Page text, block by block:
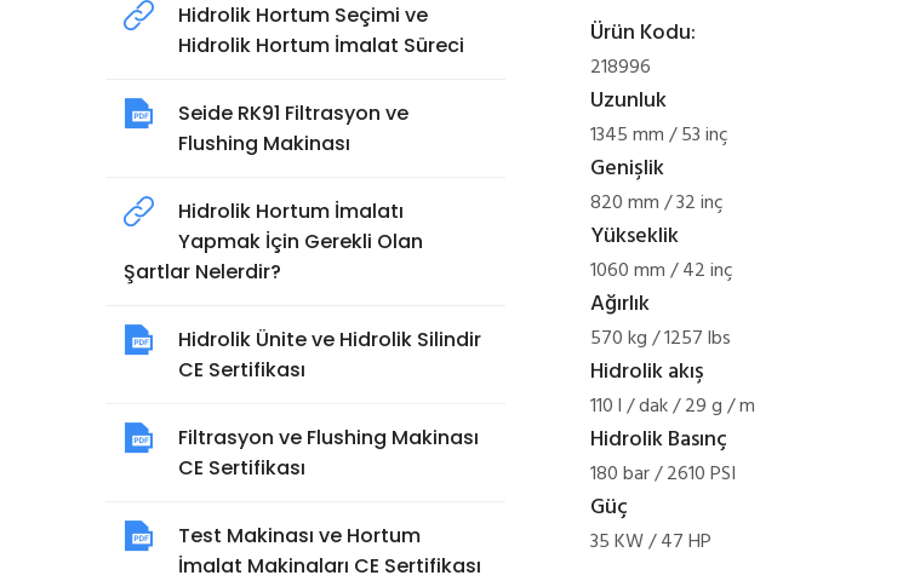
Ürün Kodu:
218996
Uzunluk
1345 mm / 53 inç
Genişlik
820 mm / 32 inç
Yükseklik
1060 mm / 42 inç
Ağırlık
570 kg / 1257 lbs
Hidrolik akış
110 l / dak / 29 g / m
Hidrolik Basınç
180 bar / 2610 PSI
Güç
35 KW / 47 HP
Hidrolik Hortum Seçimi ve
Hidrolik Hortum İmalat Süreci
Seide RK91 Filtrasyon ve
Flushing Makinası
Hidrolik Hortum İmalatı
Yapmak İçin Gerekli Olan
Şartlar Nelerdir?
Hidrolik Ünite ve Hidrolik Silindir
CE Sertifikası
Filtrasyon ve Flushing Makinası
CE Sertifikası
Test Makinası ve Hortum
İmalat Makinaları CE Sertifikası